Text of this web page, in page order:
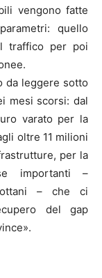
vengono fatte
quello
traffico per poi
da leggere sotto
mesi scorsi: dal
varato per la
oltre 11 milioni
per la
importanti –
– che ci
del gap